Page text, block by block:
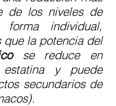
de los niveles de
individual,
que la potencia del
se reduce en
y puede
secundarios de